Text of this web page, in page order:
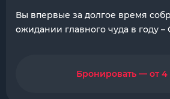
Вы впервые за долгое время
ожидании главного чуда в году –
Бронировать — от 4